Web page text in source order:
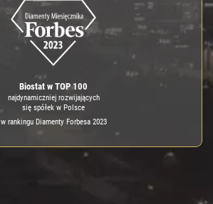
Biostat w TOP 100
najdynamiczniej rozwijających
się spółek w Polsce
w rankingu Diamenty Forbesa 2023